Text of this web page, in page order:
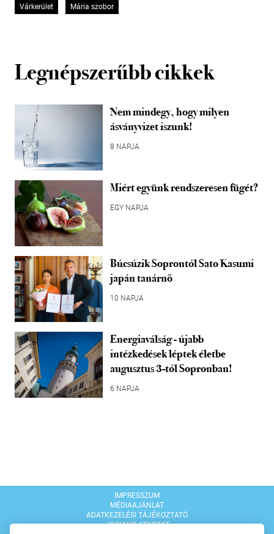
Várkerület Mária szobor
Legnépszerűbb cikkek
Nem mindegy, hogy milyen
ásványvizet iszunk!
8 NAPJA
Miért együnk rendszeresen fügét?
EGY NAPJA
Búcsúzik Soprontól Sato Kasumi
japán tanárnő
10 NAPJA
Energiaválság - újabb
intézkedések léptek életbe
augusztus 3-tól Sopronban!
6 NAPJA
IMPRESSZUM
MÉDIAAJÁNLAT
ADATKEZELÉSI TÁJÉKOZTATÓ
JOGI NYILATKOZAT